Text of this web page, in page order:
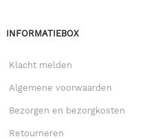
INFORMATIEBOX
Klacht melden
Algemene voorwaarden
Bezorgen en bezorgkosten
Retourneren